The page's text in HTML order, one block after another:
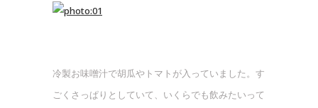
冷製お味噌汁で胡瓜やトマトが入っていました。す
ごくさっぱりとしていて、いくらでも飲みたいって